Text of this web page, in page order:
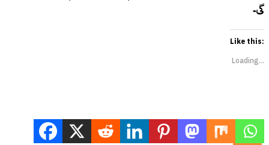
گی۔
Like this:
Loading...